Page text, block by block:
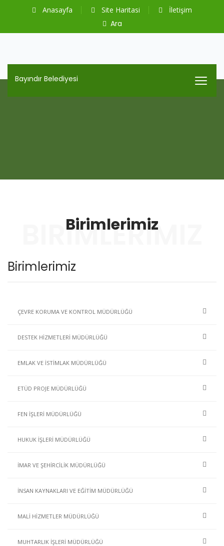
Anasayfa Site Haritasi İletişim
Ara
Bayındır Belediyesi
Birimlerimiz
BIRIMLERIMIZ
Birimlerimiz
ÇEVRE KORUMA VE KONTROL MÜDÜRLÜĞÜ
DESTEK HİZMETLERİ MÜDÜRLÜĞÜ
EMLAK VE İSTİMLAK MÜDÜRLÜĞÜ
ETÜD PROJE MÜDÜRLÜĞÜ
FEN İŞLERİ MÜDÜRLÜĞÜ
HUKUK İŞLERİ MÜDÜRLÜĞÜ
İMAR VE ŞEHİRCİLİK MÜDÜRLÜĞÜ
İNSAN KAYNAKLARI VE EĞİTİM MÜDÜRLÜĞÜ
MALİ HİZMETLER MÜDÜRLÜĞÜ
MUHTARLIK İŞLERİ MÜDÜRLÜĞÜ